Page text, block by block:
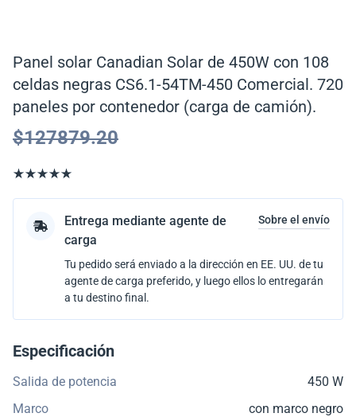
Panel solar Canadian Solar de 450W con 108
celdas negras CS6.1-54TM-450 Comercial. 720
paneles por contenedor (carga de camión).
$127879.20
Entrega mediante agente de
carga
Sobre el envío
Tu pedido será enviado a la dirección en EE. UU. de tu
agente de carga preferido, y luego ellos lo entregarán
a tu destino final.
Especificación
Salida de potencia
450 W
Marco
con marco negro